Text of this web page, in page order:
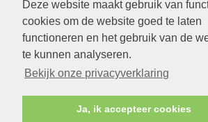
Deze website maakt gebruik van
cookies om de website goed te laten
functioneren en het gebruik van de
te kunnen analyseren.
Bekijk onze privacyverklaring
Ja, ik accepteer cookies
Contact